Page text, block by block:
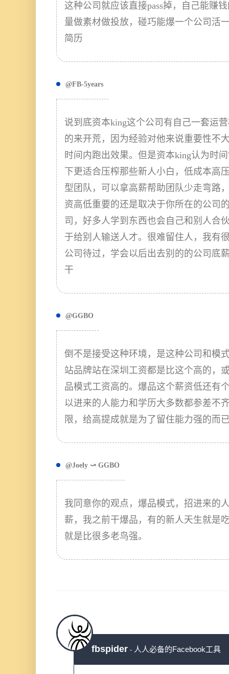
这种公司就应该直接pass掉，自己能赚
量做素材做投放，碰巧能爆一个公司活
简历
@FB-5years
说到底资本king这个公司有自己一套运
的来开荒，因为经验对他来说重要性不
时间内跑出效果。但是资本king认为时
下更适合压榨那些新人小白，低成本高
型团队，可以拿高薪帮助团队少走弯路
资高低重要的还是取决于你所在的公司
司，好多人学到东西也会自己和别人合
于给别人输送人才。很难留住人，我有
公司待过，学会以后出去别的的公司底
干
@GGBO
倒不是接受这种环境，是这种公司和模
站品牌站在深圳工资都是比这个高的，
品模式工资高的。爆品这个薪资低还有
以进来的人能力和学历大多数都参差不
限，给高提成就是为了留住能力强的而
@Joely ⤻ GGBO
我同意你的观点，爆品模式，招进来的
薪，我之前干爆品，有的新人天生就是
就是比很多老鸟强。
fbspider- 人人必备的Facebook工具